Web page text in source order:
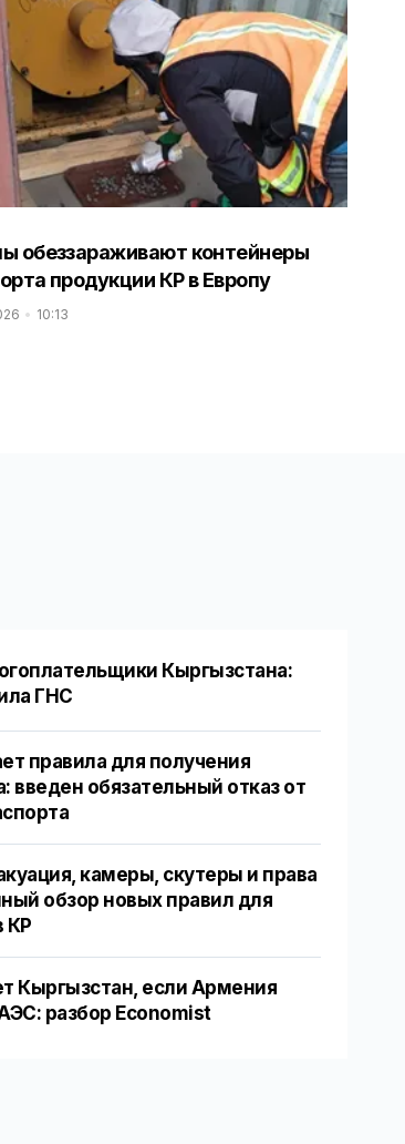
обеззараживают контейнеры
продукции КР в Европу
10:13
Кыргызстана:
ГНС
правила для получения
введен обязательный отказ от
камеры, скутеры и права
обзор новых правил для
КР
Кыргызстан, если Армения
разбор Economist